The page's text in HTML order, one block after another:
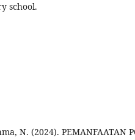
school.
N. (2024). PEMANFAATAN